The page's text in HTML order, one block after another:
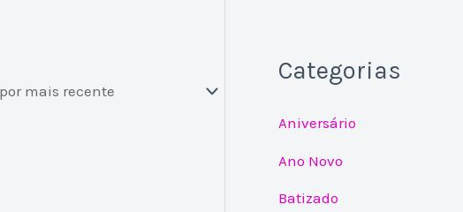
Categorias
Aniversário
Ano Novo
Batizado